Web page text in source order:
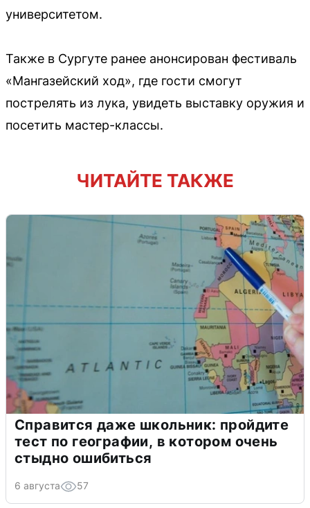
университетом.
Также в Сургуте ранее анонсирован фестиваль
«Мангазейский ход», где гости смогут
пострелять из лука, увидеть выставку оружия и
посетить мастер-классы.
ЧИТАЙТЕ ТАКЖЕ
Справится даже школьник: пройдите
тест по географии, в котором очень
стыдно ошибиться
6 августа 57